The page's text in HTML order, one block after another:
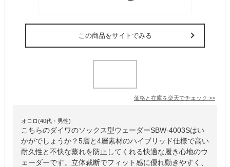
この商品をサイトでみる
価格と在庫を楽天でチェック >>
オロロ(40代・男性)
こちらのダイワのソックス型ウェーダーSBW-4003Sはい
かがでしょうか？5層と4層素材のハイブリッド仕様で高い
耐久性と不快な蒸れを防止してくれる快適な履き心地のウ
ェーダーです。立体裁断でフィット感に優れ動きやすく、